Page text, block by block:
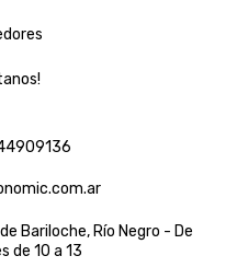
Bariloche, Río Negro - De
de 10 a 13